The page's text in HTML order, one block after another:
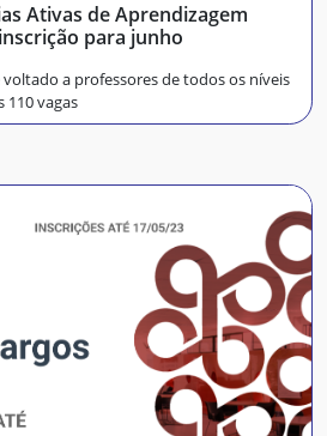
Ativas de Aprendizagem
para junho
a professores de todos os níveis
110 vagas